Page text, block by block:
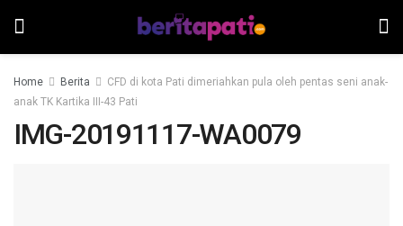
Home Berita
CFD di kota Pati dimeriahkan pula oleh pentas seni anak-
anak TK Kartika III-43 Pati
IMG-20191117-WA0079